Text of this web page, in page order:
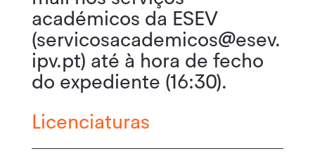
académicos da ESEV
(servicosacademicos@esev.
ipv.pt) até à hora de fecho
do expediente (16:30).
Licenciaturas